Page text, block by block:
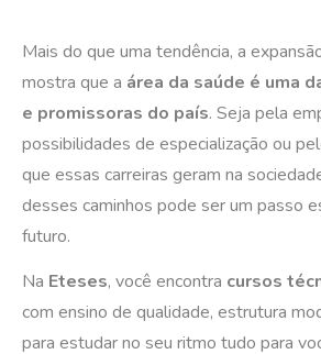
Mais do que uma tendência, a
mostra que a área da saúde é uma
e promissoras do país. Seja pela
possibilidades de especialização ou
que essas carreiras geram na
desses caminhos pode ser um passo
futuro.
Na Eteses, você encontra cursos
com ensino de qualidade, estrutura
para estudar no seu ritmo tudo para